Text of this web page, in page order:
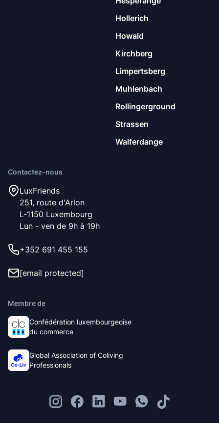
Hollerich
Howald
Kirchberg
Limpertsberg
Muhlenbach
Rollingerground
Strassen
Walferdange
Contactez-nous
LuxFriends
251, route d'Arlon
L-1150 Luxembourg
Lun - ven de 9h à 19h
+352 691 455 155
[email protected]
Membre de
Confédération luxembourgeoise
du commerce
Global Association of Coliving
Professionals